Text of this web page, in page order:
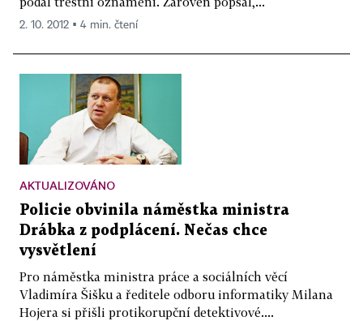
2. 10. 2012 ▪ 4 min. čtení
AKTUALIZOVÁNO
Policie obvinila náměstka ministra
Drábka z podplácení. Nečas chce
vysvětlení
Pro náměstka ministra práce a sociálních věcí
Vladimíra Šišku a ředitele odboru informatiky Milana
Hojera si přišli protikorupční detektivové....